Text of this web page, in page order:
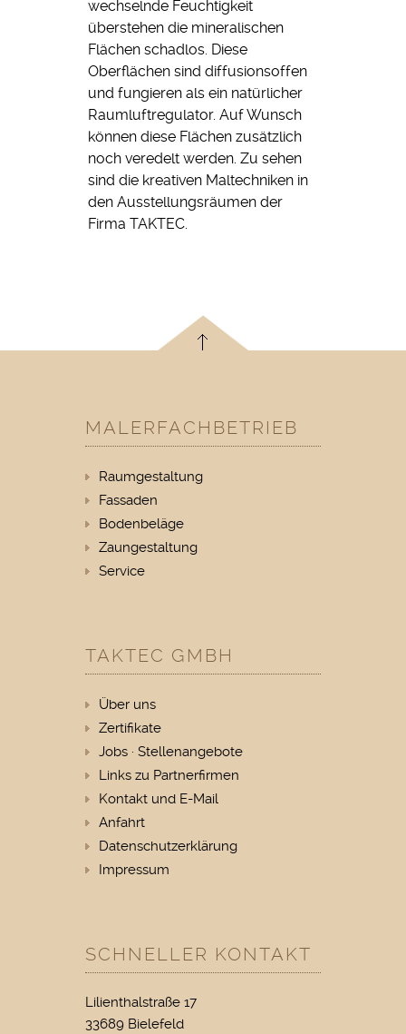
wechselnde Feuchtigkeit
überstehen die mineralischen
Flächen schadlos. Diese
Oberflächen sind diffusionsoffen
und fungieren als ein natürlicher
Raumluftregulator. Auf Wunsch
können diese Flächen zusätzlich
noch veredelt werden. Zu sehen
sind die kreativen Maltechniken in
den Ausstellungsräumen der
Firma TAKTEC.
MALERFACHBETRIEB
Raumgestaltung
Fassaden
Bodenbeläge
Zaungestaltung
Service
TAKTEC GMBH
Über uns
Zertifikate
Jobs · Stellenangebote
Links zu Partnerfirmen
Kontakt und E-Mail
Anfahrt
Datenschutzerklärung
Impressum
SCHNELLER KONTAKT
Lilienthalstraße 17
33689 Bielefeld